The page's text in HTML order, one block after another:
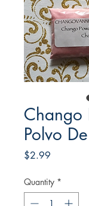
Polvo
$2.99
Quantity *